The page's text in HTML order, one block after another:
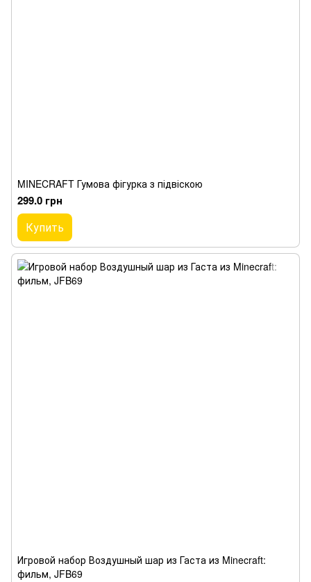
MINECRAFT Гумова фігурка з підвіскою
299.0 грн
Купить
Игровой набор Воздушный шар из Гаста из Minecraft:
фильм, JFB69